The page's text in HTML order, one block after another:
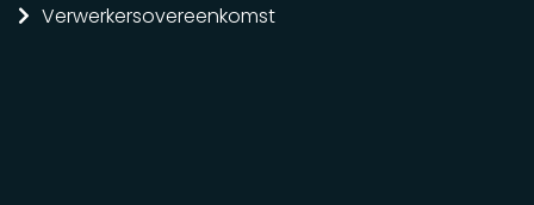
Verwerkersovereenkomst